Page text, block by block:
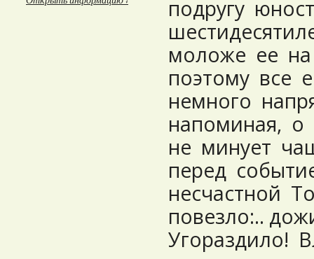
подругу
моложе ее
поэтому все
немного
напоминая,
не минует
перед
несчастной
повезло:..
Угораздило!